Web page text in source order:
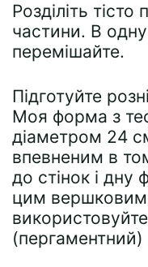
Розділіть тісто
частини. В
перемішайте.
Підготуйте
Моя форма з
діаметром 24
впевненим в
до стінок і дну
цим
(пергаментний)